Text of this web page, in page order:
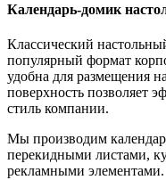
Календарь-домик
Классический
популярный формат
удобна для размещения
поверхность позволяет
стиль компании.
Мы производим
перекидными листами,
рекламными элементами.